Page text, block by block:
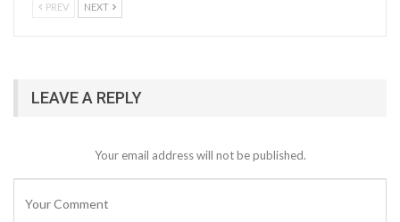
PREV NEXT
LEAVE A REPLY
Your email address will not be published.